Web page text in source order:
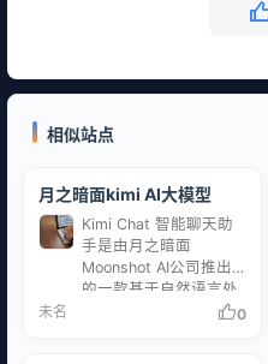
相似站点
月之暗面kimi AI大模型
Kimi Chat 智能聊天助
手是由月之暗面
Moonshot AI公司推出
的一款基于自然语言处
理技术和机器学习算法
未名 0